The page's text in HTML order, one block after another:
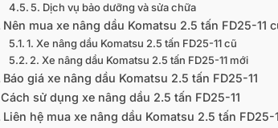
5. Dịch vụ bảo dưỡng và sửa chữa
Nên mua xe nâng dầu Komatsu 2.5 tấn FD25-11
1. Xe nâng dầu Komatsu 2.5 tấn FD25-11 cũ
2. Xe nâng dầu Komatsu 2.5 tấn FD25-11 mới
Báo giá xe nâng dầu Komatsu 2.5 tấn FD25-11
Cách sử dụng xe nâng dầu 2.5 tấn FD25-11
Liên hệ mua xe nâng dầu Komatsu 2.5 tấn FD25-